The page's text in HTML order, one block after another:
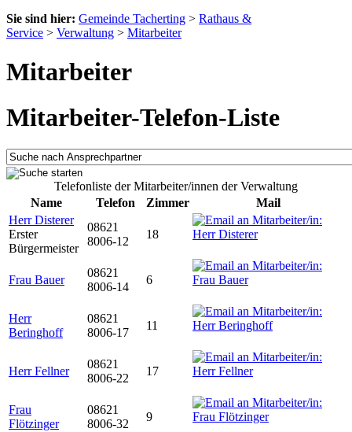
Sie sind hier: Gemeinde Tacherting > Rathaus &
Service > Verwaltung > Mitarbeiter
Mitarbeiter
Mitarbeiter-Telefon-Liste
Telefonliste der Mitarbeiter/innen der Verwaltung
Name
Telefon Zimmer
Mail
Herr Disterer
Erster
Bürgermeister
08621
8006-12
18
Frau Bauer
08621
8006-14
6
Herr
Beringhoff
08621
8006-17
11
Herr Fellner
08621
8006-22
17
Frau
Flötzinger
08621
8006-32
9